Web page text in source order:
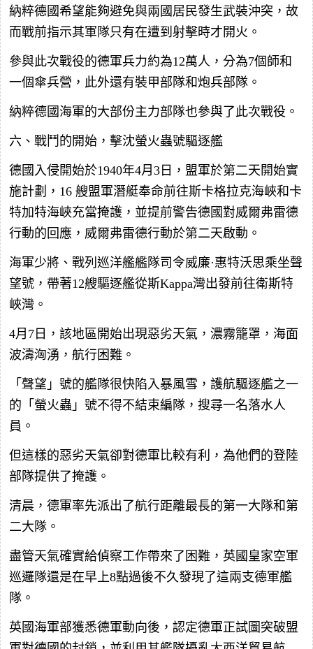
納粹德國希望能夠避免與兩國居民發生武裝沖突，故
而戰前指示其軍隊只有在遭到射擊時才開火。
參與此次戰役的德軍兵力約為12萬人，分為7個師和
一個傘兵營，此外還有裝甲部隊和炮兵部隊。
納粹德國海軍的大部份主力部隊也參與了此次戰役。
六、戰鬥的開始，擊沈螢火蟲號驅逐艦
德國入侵開始於1940年4月3日，盟軍於第二天開始實
施計劃，16 艘盟軍潛艇奉命前往斯卡格拉克海峽和卡
特加特海峽充當掩護，並提前警告德國對威爾弗雷德
行動的回應，威爾弗雷德行動於第二天啟動。
海軍少將、戰列巡洋艦艦隊司令威廉·惠特沃思乘坐聲
望號，帶著12艘驅逐艦從斯Kappa灣出發前往衛斯特
峽灣。
4月7日，該地區開始出現惡劣天氣，濃霧籠罩，海面
波濤洶湧，航行困難。
「聲望」號的艦隊很快陷入暴風雪，護航驅逐艦之一
的「螢火蟲」號不得不結束編隊，搜尋一名落水人
員。
但這樣的惡劣天氣卻對德軍比較有利，為他們的登陸
部隊提供了掩護。
清晨，德軍率先派出了航行距離最長的第一大隊和第
二大隊。
盡管天氣確實給偵察工作帶來了困難，英國皇家空軍
巡邏隊還是在早上8點過後不久發現了這兩支德軍艦
隊。
英國海軍部獲悉德軍動向後，認定德軍正試圖突破盟